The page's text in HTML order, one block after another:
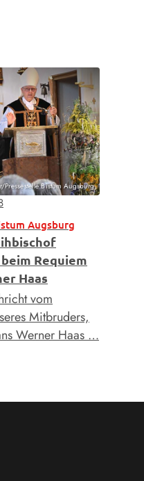
Pressestelle Bistum Augsburg
Augsburg
Requiem
Haas
vom
Mitbruders,
Werner Haas …